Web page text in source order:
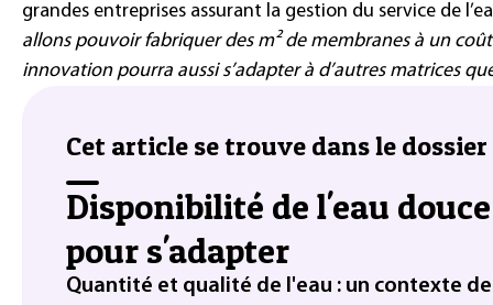
grandes entreprises assurant la gestion du service de
allons pouvoir fabriquer des m² de membranes à un
innovation pourra aussi s’adapter à d’autres matrices
Cet article se trouve dans le dossier
Disponibilité de l'eau
pour s'adapter
Quantité et qualité de l'eau : un contexte